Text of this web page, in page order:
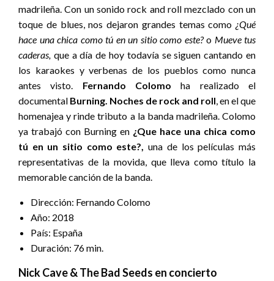
madrileña. Con un sonido rock and roll mezclado con un
toque de blues, nos dejaron grandes temas como ¿Qué
hace una chica como tú en un sitio como este?o Mueve tus
caderas, que a día de hoy todavía se siguen cantando en
los karaokes y verbenas de los pueblos como nunca
antes visto. Fernando Colomo ha realizado el
documental Burning. Noches de rock and roll , en el que
homenajea y rinde tributo a la banda madrileña. Colomo
ya trabajó con Burning en ¿Que hace una chica como
tú en un sitio como este?,
una de los películas más
representativas de la movida, que lleva como título la
memorable canción de la banda.
Dirección: Fernando Colomo
Año: 2018
País: España
Duración: 76 min.
Nick Cave & The Bad Seeds en concierto